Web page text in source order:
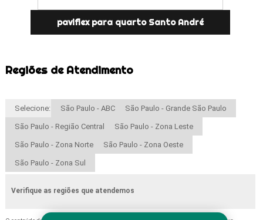
paviflex para quarto Santo André
Regiões de Atendimento
Selecione: São Paulo - ABC São Paulo - Grande São Paulo
São Paulo - Região Central São Paulo - Zona Leste
São Paulo - Zona Norte São Paulo - Zona Oeste
São Paulo - Zona Sul
Verifique as regiões que atendemos